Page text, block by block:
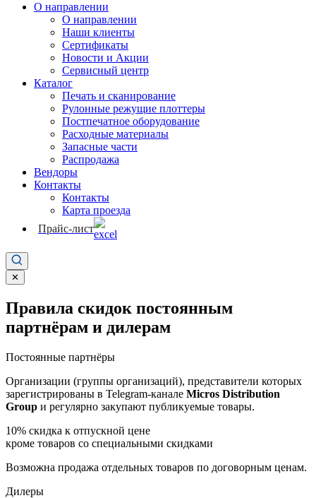
О направлении
О направлении
Наши клиенты
Сертификаты
Новости и Акции
Сервисный центр
Каталог
Печать и сканирование
Рулонные режущие плоттеры
Постпечатное оборудование
Расходные материалы
Запасные части
Распродажа
Вендоры
Контакты
Контакты
Карта проезда
Прайс-лист
✕
Правила скидок постоянным
партнёрам и дилерам
Постоянные партнёры
Организации (группы организаций), представители которых
зарегистрированы в Telegram-канале Micros Distribution
Group и регулярно закупают публикуемые товары.
10% скидка к отпускной цене
кроме товаров со специальными скидками
Возможна продажа отдельных товаров по договорным ценам.
Дилеры